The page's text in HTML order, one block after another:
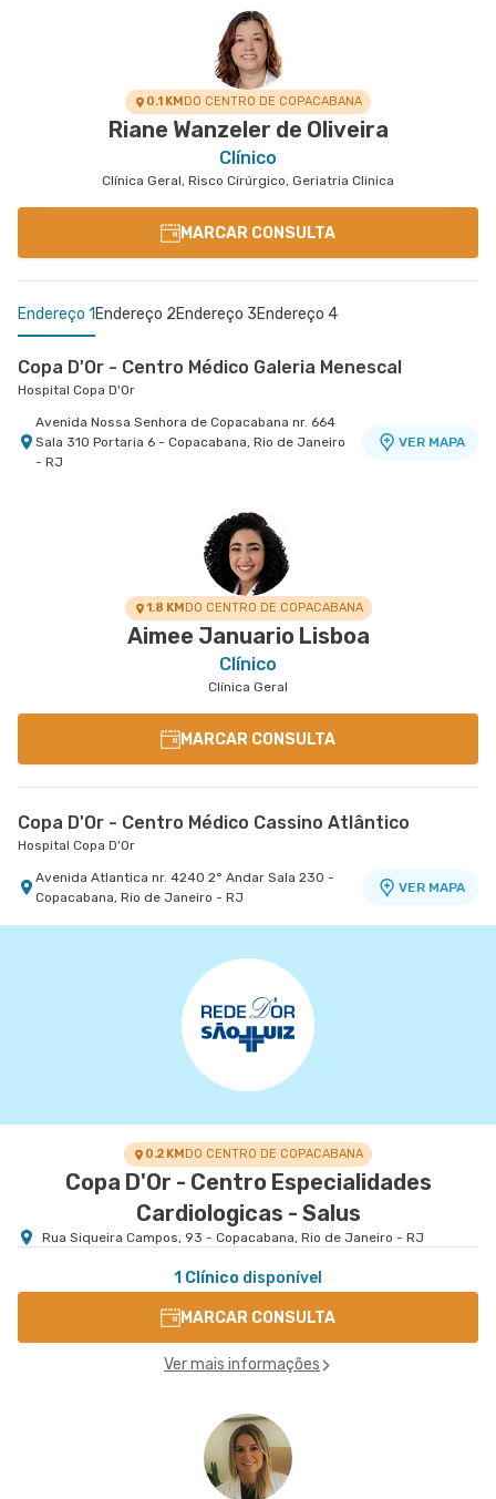
Rua da Gloria nr. 122 5° Andar - Gloria, Rio de
Rua Almirante Baltazar nr. 333 5° Andar - Sao
Cristovao, Rio de Janeiro - RJ
0.1 KMDO CENTRO DE COPACABANA
Riane Wanzeler de Oliveira
Clínico
Clínica Geral, Risco Cirúrgico, Geriatria Clinica
MARCAR CONSULTA
Endereço 1 Endereço 2Endereço 3Endereço 4
Copa D'Or - Centro Médico Galeria Menescal
Hospital Copa D'Or
Avenida Nossa Senhora de Copacabana nr. 664
Sala 310 Portaria 6 - Copacabana, Rio de Janeiro
- RJ
VER MAPA
Rua Mariz e Barros nr. 550 - Icarai, Niteroi - RJ
Estrada Dos Tres Rios nr. 1366 - Freguesia
Jacarepagua, Rio de Janeiro - RJ
Rua Augusto Camossa Saldanha nr. 55 2º Andar
- Barra da Tijuca, Rio de Janeiro - RJ
1.8 KMDO CENTRO DE COPACABANA
Aimee Januario Lisboa
Clínico
Clínica Geral
MARCAR CONSULTA
Copa D'Or - Centro Médico Cassino Atlântico
Hospital Copa D'Or
Avenida Atlantica nr. 4240 2° Andar Sala 230 -
Copacabana, Rio de Janeiro - RJ
VER MAPA
0.2 KMDO CENTRO DE COPACABANA
Copa D'Or - Centro Especialidades
Cardiologicas - Salus
Rua Siqueira Campos, 93 - Copacabana, Rio de Janeiro - RJ
1 Clínico disponível
MARCAR CONSULTA
Ver mais informações